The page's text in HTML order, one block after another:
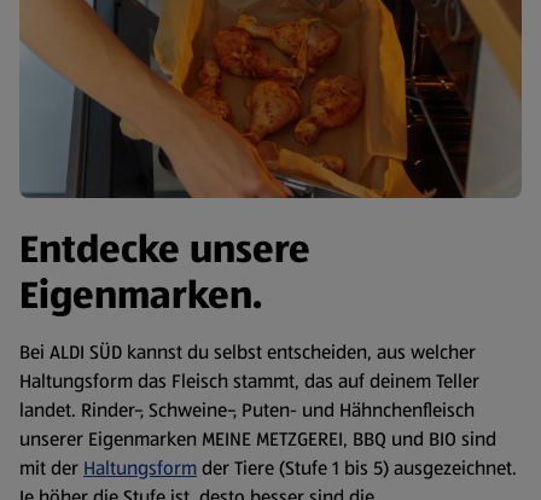
Entdecke unsere
Eigenmarken.
Bei ALDI SÜD kannst du selbst entscheiden, aus welcher
Haltungsform das Fleisch stammt, das auf deinem Teller
landet. Rinder-, Schweine-, Puten- und Hähnchenfleisch
unserer Eigenmarken MEINE METZGEREI, BBQ und BIO sind
mit der Haltungsformder Tiere (Stufe 1 bis 5) ausgezeichnet.